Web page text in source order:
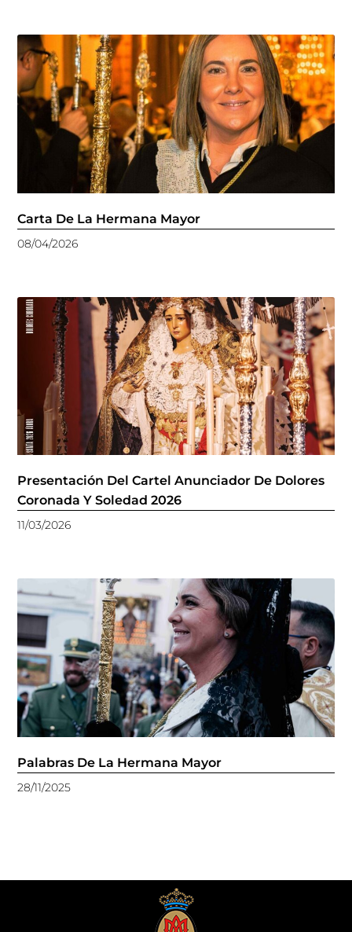
Carta De La Hermana Mayor
08/04/2026
Presentación Del Cartel Anunciador De Dolores
Coronada Y Soledad 2026
11/03/2026
Palabras De La Hermana Mayor
28/11/2025